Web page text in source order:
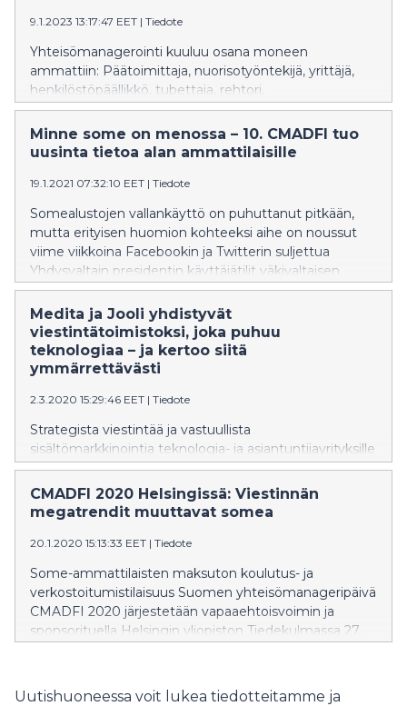
9.1.2023 13:17:47 EET | Tiedote
Yhteisömanagerointi kuuluu osana moneen
ammattiin: Päätoimittaja, nuorisotyöntekijä, yrittäjä,
henkilöstöpäällikkö, tubettaja, rehtori,
markkinointijohtaja, pappi, somevastaava,
yhteisömanagereille vuotuista CMADFI-seminaaria
järjestävä Johanna Janhonen luettelee. – Kaikki
työstään tätä roolia, vaikka olemme yrittäneet tuoda
tehtävää esiin jo 11 vuoden ajan tämän teemapäivän
kautta.
Minne some on menossa – 10. CMADFI tuo
uusinta tietoa alan ammattilaisille
19.1.2021 07:32:10 EET | Tiedote
Somealustojen vallankäyttö on puhuttanut pitkään,
mutta erityisen huomion kohteeksi aihe on noussut
viime viikkoina Facebookin ja Twitterin suljettua
Yhdysvaltain presidentin käyttäjätilit väkivaltaisen
mellakan jälkeen. Mihin suuntaan sosiaalinen media on
menossa ja miten siihen tulisi suhtautua, jos se on iso
osa omaa arkea tai jopa työpaikka? Somen
ajankohtaisia ilmiöitä tarkastellaan alan ammattilaisten
maksuttomassa CMADFI 2021 koulutus- ja
Medita ja Jooli yhdistyvät
viestintätoimistoksi, joka puhuu
teknologiaa – ja kertoo siitä
ymmärrettävästi
2.3.2020 15:29:46 EET | Tiedote
Strategista viestintää ja vastuullista
sisältömarkkinointia teknologia- ja asiantuntijayrityksille
tarjoavat viestintätoimistot Medita Communication Oy
ja Jooli markkinointi & viestintä Oy fuusioituvat
karkauspäivän kosinnan tuloksena maaliskuusta
alkaen. Fuusio on askel Meditan liiketoiminnan
kasvattamisessa seuraavalle tasolle.
CMADFI 2020 Helsingissä: Viestinnän
megatrendit muuttavat somea
20.1.2020 15:13:33 EET | Tiedote
Some-ammattilaisten maksuton koulutus- ja
verkostoitumistilaisuus Suomen yhteisömanageripäivä
CMADFI 2020 järjestetään vapaaehtoisvoimin ja
sponsorituella Helsingin yliopiston Tiedekulmassa 27.
ilmoittautumisen avauduttua.
Uutishuoneessa voit lukea tiedotteitamme ja